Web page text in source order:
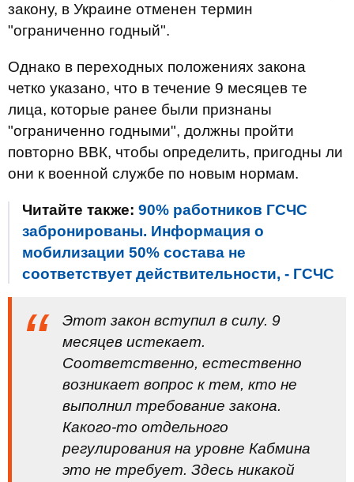
закону, в Украине отменен термин
"ограниченно годный".
Однако в переходных положениях закона
четко указано, что в течение 9 месяцев те
лица, которые ранее были признаны
"ограниченно годными", должны пройти
повторно ВВК, чтобы определить, пригодны ли
они к военной службе по новым нормам.
Читайте также: 90% работников ГСЧС
забронированы. Информация о
мобилизации 50% состава не
соответствует действительности, - ГСЧС
Этот закон вступил в силу. 9
месяцев истекает.
Соответственно, естественно
возникает вопрос к тем, кто не
выполнил требование закона.
Какого-то отдельного
регулирования на уровне Кабмина
это не требует. Здесь никакой